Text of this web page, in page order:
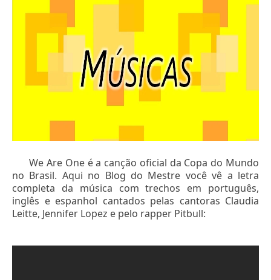
We Are One é a canção oficial da Copa do Mundo
no Brasil. Aqui no Blog do Mestre você vê a letra
completa da música com trechos em português,
inglês e espanhol cantados pelas cantoras Claudia
Leitte, Jennifer Lopez e pelo rapper Pitbull: